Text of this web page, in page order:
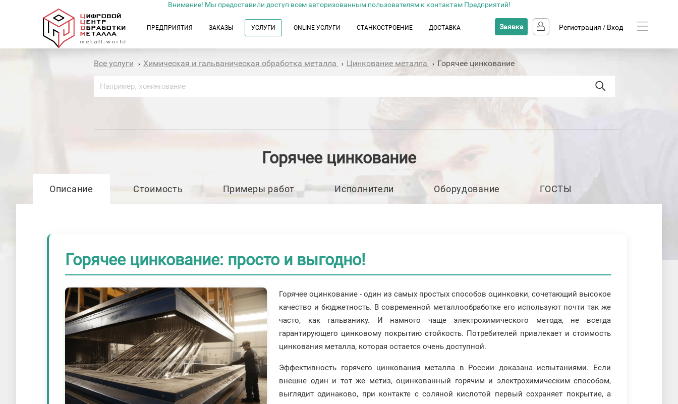
Внимание! Мы предоставили доступ всем авторизованным пользователям к контактам Предприятий!
ПРЕДПРИЯТИЯ ЗАКАЗЫ УСЛУГИ ONLINE УСЛУГИ СТАНКОСТРОЕНИЕ ДОСТАВКА Заявка Регистрация / Вход
Все услуги › Химическая и гальваническая обработка металла › Цинкование металла › Горячее цинкование
Горячее цинкование
Описание Стоимость Примеры работ Исполнители Оборудование ГОСТЫ
Горячее цинкование: просто и выгодно!
Горячее оцинкование - один из самых простых способов оцинковки, сочетающий высокое
качество и бюджетность. В современной металлообработке его используют почти так же
часто, как гальванику. И намного чаще электрохимического метода, не всегда
гарантирующего цинковому покрытию стойкость. Потребителей привлекает и стоимость
цинкования металла, которая остается очень доступной.
Эффективность горячего цинкования металла в России доказана испытаниями. Если
внешне один и тот же метиз, оцинкованный горячим и электрохимическим способом,
выглядит одинаково, при контакте с соляной кислотой первый сохраняет покрытие, а